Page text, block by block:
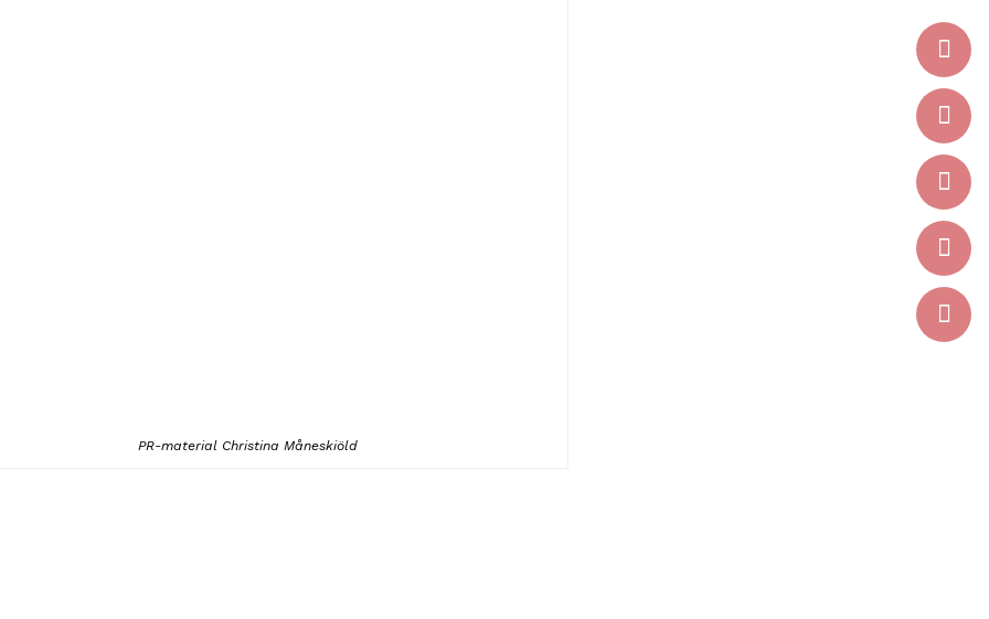
PR-material Christina Måneskiöld